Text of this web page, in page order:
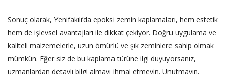
Sonuç olarak, Yenifakılı’da epoksi zemin kaplamaları, hem estetik
hem de işlevsel avantajları ile dikkat çekiyor. Doğru uygulama ve
kaliteli malzemelerle, uzun ömürlü ve şık zeminlere sahip olmak
mümkün. Eğer siz de bu kaplama türüne ilgi duyuyorsanız,
uzmanlardan detaylı bilgi almayı ihmal etmeyin. Unutmayın,